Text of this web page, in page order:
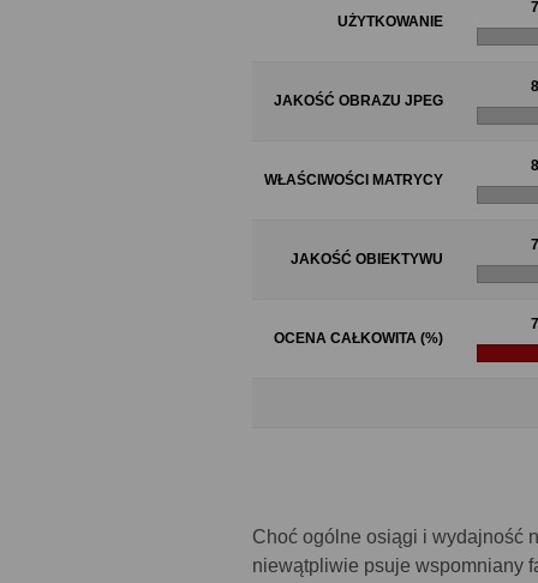
UŻYTKOWANIE
JAKOŚĆ OBRAZU JPEG
WŁAŚCIWOŚCI MATRYCY
JAKOŚĆ OBIEKTYWU
OCENA CAŁKOWITA (%)
Choć ogólne osiągi i wydajność
niewątpliwie psuje wspomniany